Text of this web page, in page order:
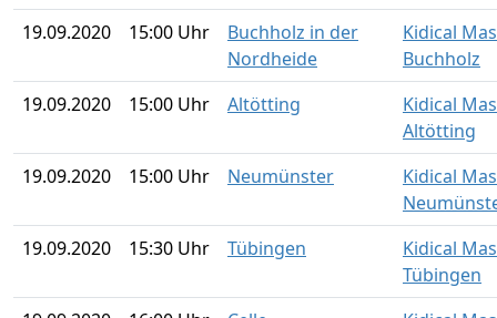
19.09.2020
15:00 Uhr
Buchholz in der
Nordheide
Kidical
Buchholz
19.09.2020
15:00 Uhr Altötting
Kidical
Altötting
19.09.2020
15:00 Uhr Neumünster
Kidical
19.09.2020
15:30 Uhr Tübingen
Kidical
Tübingen